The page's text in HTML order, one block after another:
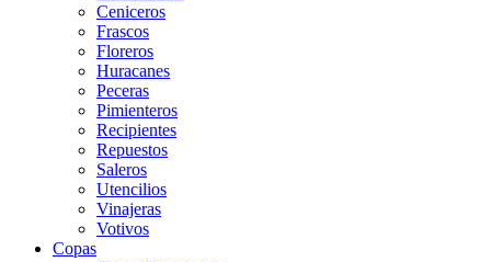
Ceniceros
Frascos
Floreros
Huracanes
Peceras
Pimienteros
Recipientes
Repuestos
Saleros
Utencilios
Vinajeras
Votivos
Copas